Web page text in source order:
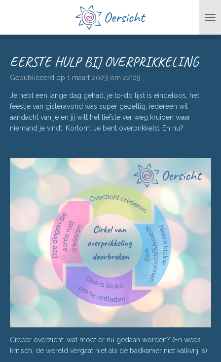
EERSTE HULP BIJ OVERPRIKKELING
Gepubliceerd op 1 maart 2023 om 22:09
Je hebt een lange dag gehad, je to-do lijst is eindeloos, het
feestje van gisteravond was super gezellig, iedereen wil
aandacht van je en jij wilt het liefste ver weg kruipen waar
niemand je vindt. Kortom: Je bent overprikkeld. En nu?
Creëer overzicht: wat moet er nu gedaan worden? (En wees
kritisch, de wereld vergaat niet als de badkamer niet kalkvrij is)